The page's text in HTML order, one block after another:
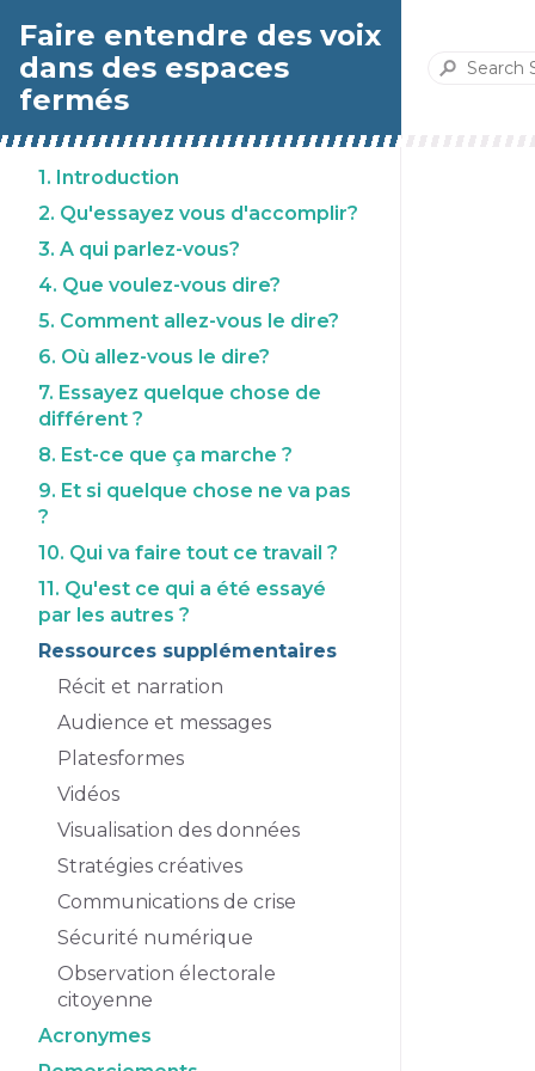
Faire entendre des voix
dans des espaces
fermés
1. Introduction
2. Qu'essayez vous d'accomplir?
3. A qui parlez-vous?
4. Que voulez-vous dire?
5. Comment allez-vous le dire?
6. Où allez-vous le dire?
7. Essayez quelque chose de
différent ?
8. Est-ce que ça marche ?
9. Et si quelque chose ne va pas
?
10. Qui va faire tout ce travail ?
11. Qu'est ce qui a été essayé
par les autres ?
Ressources supplémentaires
Récit et narration
Audience et messages
Platesformes
Vidéos
Visualisation des données
Stratégies créatives
Communications de crise
Sécurité numérique
Observation électorale
citoyenne
Acronymes